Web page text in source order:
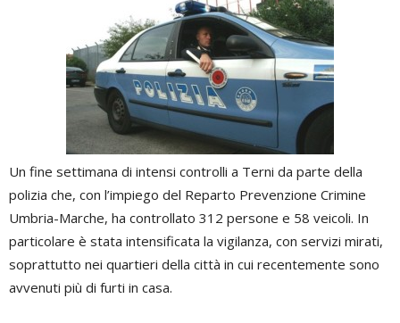
Un fine settimana di intensi controlli a Terni da parte della
polizia che, con l’impiego del Reparto Prevenzione Crimine
Umbria-Marche, ha controllato 312 persone e 58 veicoli. In
particolare è stata intensificata la vigilanza, con servizi mirati,
soprattutto nei quartieri della città in cui recentemente sono
avvenuti più di furti in casa.